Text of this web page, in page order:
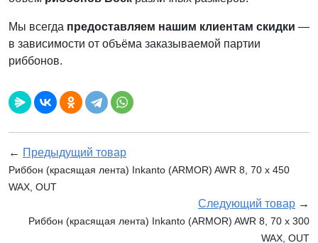
Мы всегда предоставляем нашим клиентам скидки —
в зависимости от объёма заказываемой партии
риббонов.
← Предыдущий товар
Риббон (красящая лента) Inkanto (ARMOR) AWR 8, 70 х 450
WAX, OUT
Следующий товар →
Риббон (красящая лента) Inkanto (ARMOR) AWR 8, 70 х 300
WAX, OUT